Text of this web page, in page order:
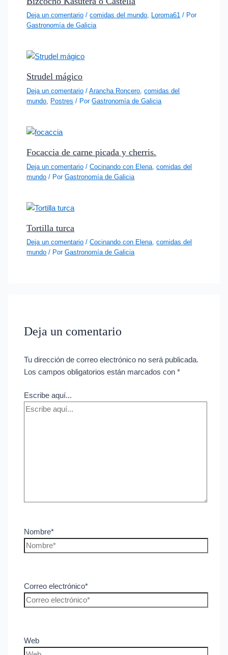
Deja un comentario /comidas del mundo Loroma61 / Por
Gastronomía de Galicia
Strudel mágico
Deja un comentario /Arancha Roncero ,comidas del
mundo Postres / PorGastronomía de Galicia
Focaccia de carne picada y cherris.
Deja un comentario /Cocinando con Elena ,comidas del
mundo / PorGastronomía de Galicia
Tortilla turca
Deja un comentario /Cocinando con Elena,comidas del
mundo / PorGastronomía de Galicia
Deja un comentario
Tu dirección de correo electrónico no será publicada.
Los campos obligatorios están marcados con*
Escribe aquí...
Nombre*
Correo electrónico*
Web